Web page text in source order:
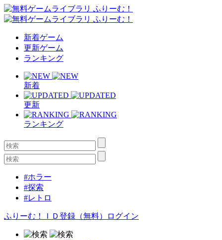
新着ゲーム
更新ゲーム
ランキング
新着
更新
ランキング
#ホラー
#探索
#レトロ
ふりーむ！ＩＤ登録（無料） ログイン